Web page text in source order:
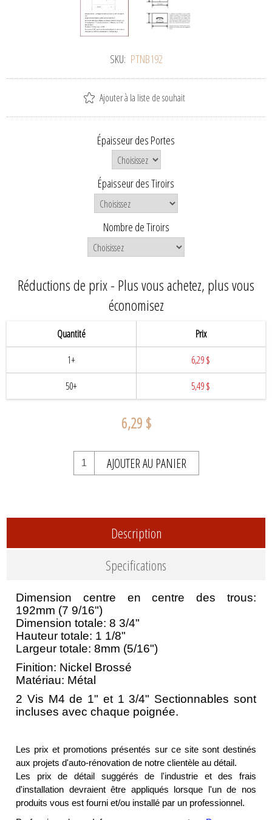
SKU: PTNB192
Ajouter à la liste de souhait
Épaisseur des Portes
Épaisseur des Tiroirs
Nombre de Tiroirs
Réductions de prix - Plus vous achetez, plus vous
économisez
Quantité
1+
50+
Prix
6,29 $
5,49 $
6,29 $
AJOUTER AU PANIER
Description
Specifications
Dimension centre en centre des trous:
192mm (7 9/16")
Dimension totale: 8 3/4"
Hauteur totale: 1 1/8"
Largeur totale: 8mm (5/16")
Finition: Nickel Brossé
Matériau: Métal
2 Vis M4 de 1" et 1 3/4" Sectionnables sont
incluses avec chaque poignée.
Les prix et promotions présentés sur ce site sont destinés
aux projets d'auto-rénovation de notre clientèle au détail.
Les prix de détail suggérés de l'industrie et des frais
d'installation devraient être appliqués lorsque l'un de nos
produits vous est fourni et/ou installé par un professionnel.